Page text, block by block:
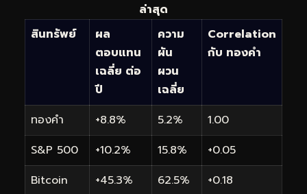
ล่าสุด
สินทรัพย์
ผล
ตอบแทน
เฉลี่ย ต่อ
ปี
ความ
ผัน
ผวน
เฉลี่ย
Correlation
กับ ทองคำ
ทองคำ +8.8% 5.2%
1.00
S&P 500
+10.2% 15.8%
+0.05
Bitcoin
+45.3% 62.5%
+0.18